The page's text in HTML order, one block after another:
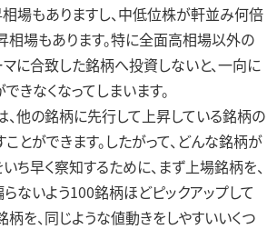
場もありますし、中低位株が軒並み何倍
相場もあります。特に全面高相場以外の
に合致した銘柄へ投資しないと、一向に
きなくなってしまいます。
他の銘柄に先行して上昇している銘柄の
とができます。したがって、どんな銘柄が
ち早く察知するために、まず上場銘柄を、
ないよう100銘柄ほどピックアップして
柄を、同じような値動きをしやすいいくつ